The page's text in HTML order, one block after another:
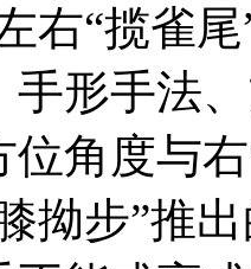
右“揽雀
手形手法
位角度与
拗步”推